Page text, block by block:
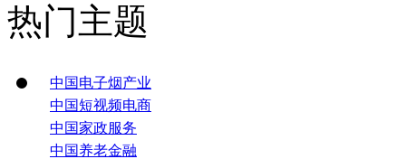
热门主题
中国电子烟产业
中国短视频电商
中国家政服务
中国养老金融